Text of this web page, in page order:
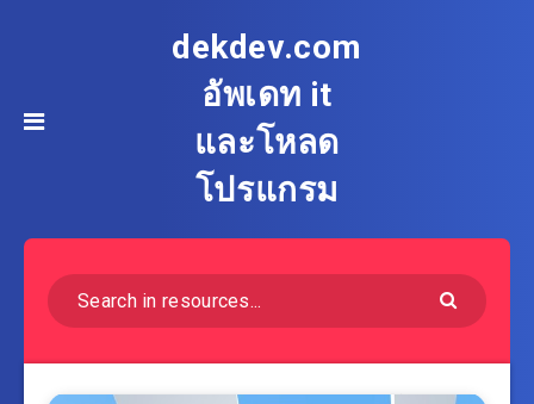
dekdev.com
อัพเดท it
และโหลด
โปรแกรม